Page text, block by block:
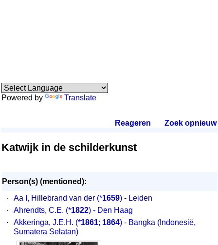
Powered by Translate
Reageren Zoek opnieuw.
Katwijk in de schilderkunst
Person(s) (mentioned):
·
Aa I, Hillebrand van der (*1659) - Leiden
·
Ahrendts, C.E. (*1822) - Den Haag
·
Akkeringa, J.E.H. (*1861; 1864) - Bangka (Indonesië,
Sumatera Selatan)